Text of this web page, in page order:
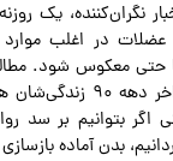
نگران‌کننده، یک
در اغلب موارد
حتی معکوس شود.
که افراد حتی در
اگر بتوانیم بر سد
بدن آماده